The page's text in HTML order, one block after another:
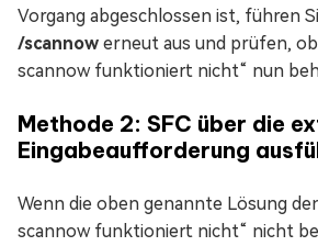
Vorgang abgeschlossen ist, führen
/scannow erneut aus und prüfen,
scannow funktioniert nicht“ nun
Methode 2: SFC über die
Eingabeaufforderung
Wenn die oben genannte Lösung
scannow funktioniert nicht“ nicht